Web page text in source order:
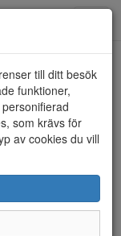
till ditt besök
funktioner,
som krävs för
av cookies du vill